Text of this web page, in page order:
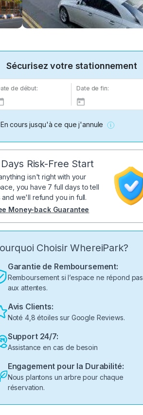
Sécurisez votre stationnement
de début: Date de fin:
En cours jusqu'à ce que j'annule
Risk-Free Start
isn't right with your
you have 7 full days to tell
and we'll refund you in full.
Money-back Guarantee
Choisir WhereiPark?
Garantie de Remboursement:
Remboursement si l’espace ne répond pas
aux attentes.
Avis Clients:
Noté 4,8 étoiles sur Google Reviews.
Support 24/7:
Assistance en cas de besoin
Engagement pour la Durabilité:
Nous plantons un arbre pour chaque
réservation.